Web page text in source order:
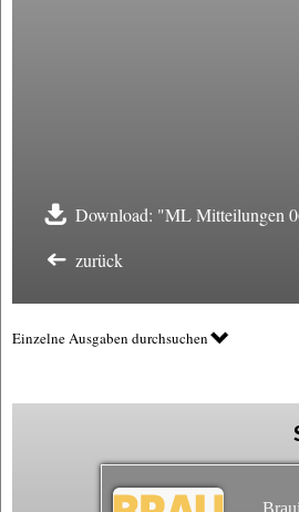
Download: "ML Mitteilungen
zurück
Einzelne Ausgaben durchsuchen